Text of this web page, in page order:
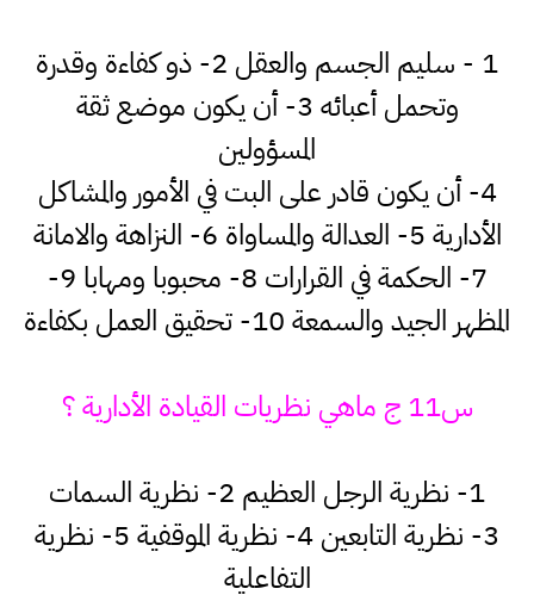
1 - سليم الجسم والعقل 2- ذو كفاءة وقدرة
وتحمل أعبائه 3- أن يكون موضع ثقة
المسؤولين
4- أن يكون قادر على البت في الأمور والمشاكل
الأدارية 5- العدالة والمساواة 6- النزاهة والامانة
7- الحكمة في القرارات 8- محبوبا ومهابا 9-
المظهر الجيد والسمعة 10- تحقيق العمل بكفاءة
س11 ج ماهي نظريات القيادة الأدارية ؟
1- نظرية الرجل العظيم 2- نظرية السمات
3- نظرية التابعين 4- نظرية الموقفية 5- نظرية
التفاعلية